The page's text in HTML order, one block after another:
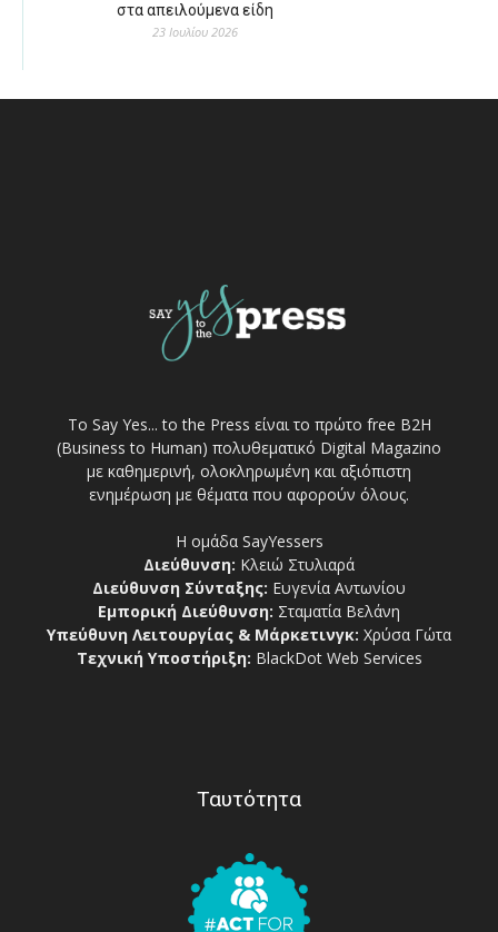
στα απειλούμενα είδη
23 Ιουλίου 2026
Το Say Yes... to the Press είναι το πρώτο free Β2Η
(Business to Human) πολυθεματικό Digital Magazino
με καθημερινή, ολοκληρωμένη και αξιόπιστη
ενημέρωση με θέματα που αφορούν όλους.
Η ομάδα SayYessers
Διεύθυνση: Κλειώ Στυλιαρά
Διεύθυνση Σύνταξης: Ευγενία Αντωνίου
Εμπορική Διεύθυνση: Σταματία Βελάνη
Υπεύθυνη Λειτουργίας & Μάρκετινγκ: Χρύσα Γώτα
Τεχνική Υποστήριξη: BlackDot Web Services
Ταυτότητα